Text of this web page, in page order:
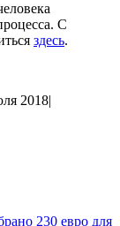
С
здесь.
2018|